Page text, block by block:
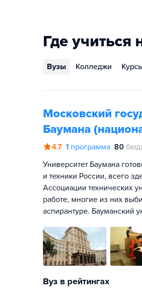
Где учиться
Вузы Колледжи
Московский
Баумана
4.7 1 программа 80
Университет Баумана
и техники России, всего
Ассоциации технических
работе, многие из них
аспирантуре. Бауманский
Вуз в рейтингах